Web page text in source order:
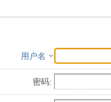
用户名
密码: